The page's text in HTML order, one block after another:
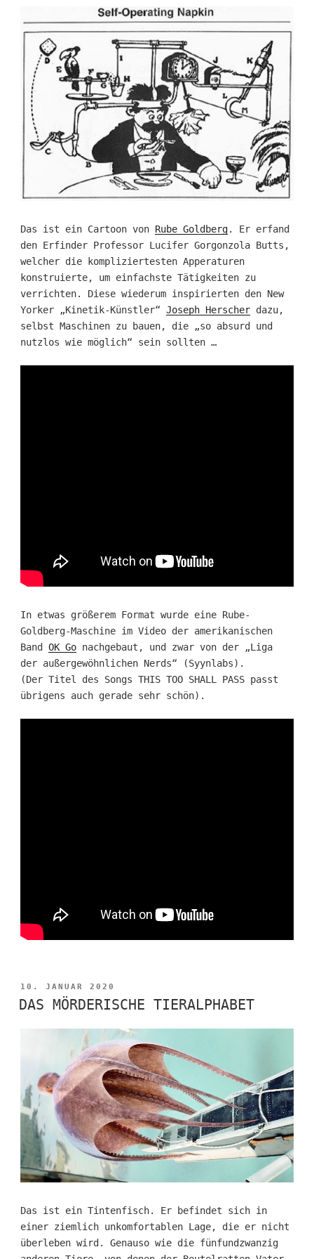
Das ist ein Cartoon von Rube Goldberg. Er erfand
den Erfinder Professor Lucifer Gorgonzola Butts,
welcher die kompliziertesten Apperaturen
konstruierte, um einfachste Tätigkeiten zu
verrichten. Diese wiederum inspirierten den New
Yorker „Kinetik-Künstler“ Joseph Herscherdazu,
selbst Maschinen zu bauen, die „so absurd und
nutzlos wie möglich“ sein sollten …
In etwas größerem Format wurde eine Rube-
Goldberg-Maschine im Video der amerikanischen
Band OK Gonachgebaut, und zwar von der „Liga
der außergewöhnlichen Nerds“ (Syynlabs).
(Der Titel des Songs THIS TOO SHALL PASS passt
übrigens auch gerade sehr schön).
VERÖFFENTLICHT
AM
10. JANUAR 2020
DAS MÖRDERISCHE TIERALPHABET
Das ist ein Tintenfisch. Er befindet sich in
einer ziemlich unkomfortablen Lage, die er nicht
überleben wird. Genauso wie die fünfundzwanzig